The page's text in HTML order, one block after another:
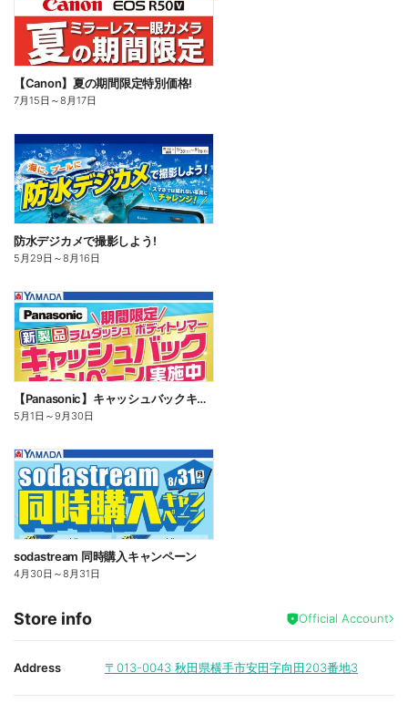
【Canon】夏の期間限定特別価格!
7月15日 ～8月17日
防水デジカメで撮影しよう!
5月29日 ～8月16日
【Panasonic】キャッシュバックキャンペーン
5月1日 ～9月30日
sodastream 同時購入キャンペーン
4月30日 ～8月31日
Store info Official Account
Address 〒013-0043 秋田県横手市安田字向田203番地3